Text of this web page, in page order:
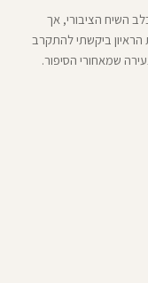
השיח הציבורי, אך
ביקשתי להתקרב
שמאחורי הסיפור.